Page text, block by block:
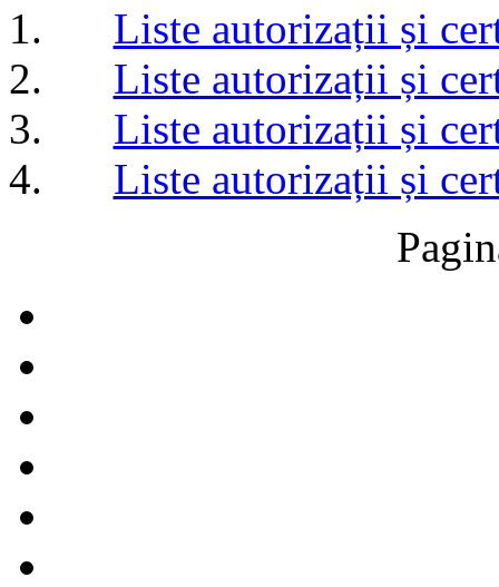
Liste autorizații și
Liste autorizații și
Liste autorizații și
Liste autorizații și